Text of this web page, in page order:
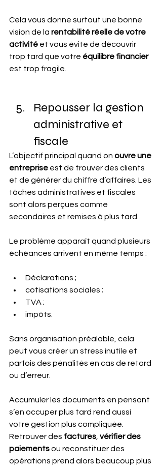
Cela vous donne surtout une bonne
vision de la rentabilité réelle de votre
activité et vous évite de découvrir
trop tard que votre équilibre financier
est trop fragile.
Repousser la gestion
administrative et
fiscale
L’objectif principal quand on ouvre une
entreprise est de trouver des clients
et de générer du chiffre d’affaires. Les
tâches administratives et fiscales
sont alors perçues comme
secondaires et remises à plus tard.
Le problème apparaît quand plusieurs
échéances arrivent en même temps :
Déclarations ;
cotisations sociales ;
TVA ;
impôts.
Sans organisation préalable, cela
peut vous créer un stress inutile et
parfois des pénalités en cas de retard
ou d’erreur.
Accumuler les documents en pensant
s’en occuper plus tard rend aussi
votre gestion plus compliquée.
Retrouver des factures vérifier des
paiements ou reconstituer des
opérations prend alors beaucoup plus